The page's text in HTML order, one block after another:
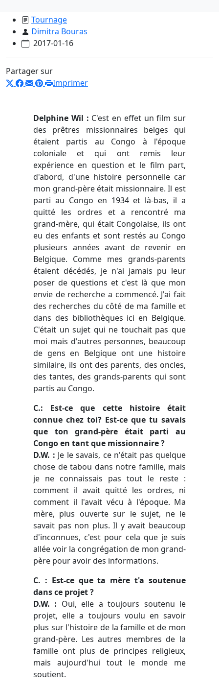
Tournage
Dimitra Bouras
2017-01-16
Partager sur
Imprimer
Delphine Wil : C'est en effet un film sur
des prêtres missionnaires belges qui
étaient partis au Congo à l'époque
coloniale et qui ont remis leur
expérience en question et le film part,
d'abord, d'une histoire personnelle car
mon grand-père était missionnaire. Il est
parti au Congo en 1934 et là-bas, il a
quitté les ordres et a rencontré ma
grand-mère, qui était Congolaise, ils ont
eu des enfants et sont restés au Congo
plusieurs années avant de revenir en
Belgique. Comme mes grands-parents
étaient décédés, je n'ai jamais pu leur
poser de questions et c'est là que mon
envie de recherche a commencé. J'ai fait
des recherches du côté de ma famille et
dans des bibliothèques ici en Belgique.
C'était un sujet qui ne touchait pas que
moi mais d'autres personnes, beaucoup
de gens en Belgique ont une histoire
similaire, ils ont des parents, des oncles,
des tantes, des grands-parents qui sont
partis au Congo.
C.: Est-ce que cette histoire était
connue chez toi? Est-ce que tu savais
que ton grand-père était parti au
Congo en tant que missionnaire ?
D.W. : Je le savais, ce n'était pas quelque
chose de tabou dans notre famille, mais
je ne connaissais pas tout le reste :
comment il avait quitté les ordres, ni
comment il l'avait vécu à l'époque. Ma
mère, plus ouverte sur le sujet, ne le
savait pas non plus. Il y avait beaucoup
d'inconnues, c'est pour cela que je suis
allée voir la congrégation de mon grand-
père pour avoir des informations.
C. : Est-ce que ta mère t'a soutenue
dans ce projet ?
D.W. : Oui, elle a toujours soutenu le
projet, elle a toujours voulu en savoir
plus sur l'histoire de la famille et de mon
grand-père. Les autres membres de la
famille ont plus de principes religieux,
mais aujourd'hui tout le monde me
soutient.